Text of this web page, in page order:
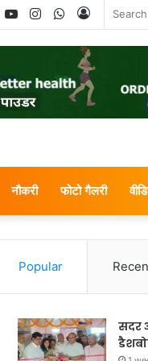
Log
WhatsApp
Instagram
YouTube
नौकरी फोटो गैलरी
Popular
सदर